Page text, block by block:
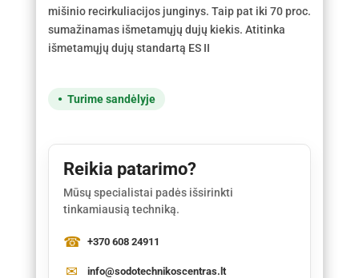
mišinio recirkuliacijos junginys. Taip pat iki 70 proc.
sumažinamas išmetamųjų dujų kiekis. Atitinka
išmetamųjų dujų standartą ES II
Turime sandėlyje
Reikia patarimo?
Mūsų specialistai padės išsirinkti
tinkamiausią techniką.
+370 608 24911
info@sodotechnikoscentras.lt